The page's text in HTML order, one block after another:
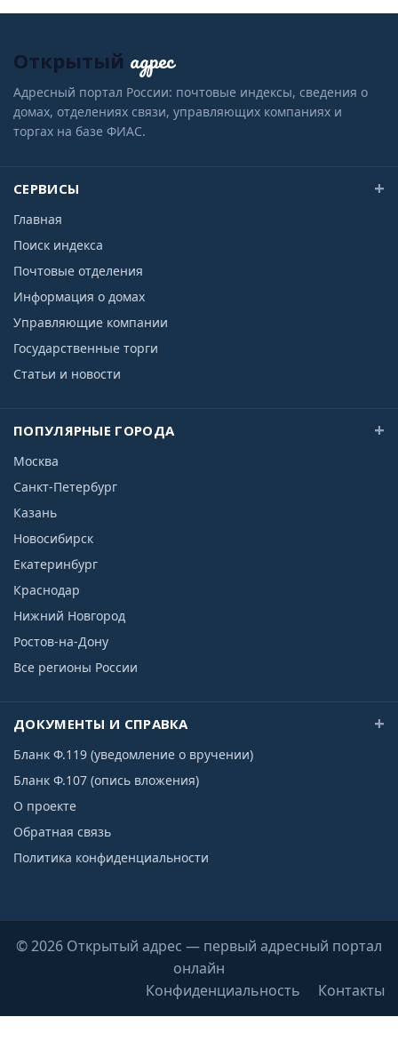
Открытый адрес
Адресный портал России: почтовые индексы, сведения о
домах, отделениях связи, управляющих компаниях и
торгах на базе ФИАС.
СЕРВИСЫ
Главная
Поиск индекса
Почтовые отделения
Информация о домах
Управляющие компании
Государственные торги
Статьи и новости
ПОПУЛЯРНЫЕ ГОРОДА
Москва
Санкт-Петербург
Казань
Новосибирск
Екатеринбург
Краснодар
Нижний Новгород
Ростов-на-Дону
Все регионы России
ДОКУМЕНТЫ И СПРАВКА
Бланк Ф.119 (уведомление о вручении)
Бланк Ф.107 (опись вложения)
О проекте
Обратная связь
Политика конфиденциальности
© 2026 Открытый адрес — первый адресный портал
онлайн
Конфиденциальность
Контакты